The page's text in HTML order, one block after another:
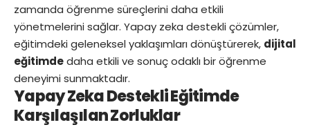
zamanda öğrenme süreçlerini daha etkili
yönetmelerini sağlar. Yapay zeka destekli çözümler,
eğitimdeki geleneksel yaklaşımları dönüştürerek, dijital
eğitimdedaha etkili ve sonuç odaklı bir öğrenme
deneyimi sunmaktadır.
Yapay Zeka Destekli Eğitimde
Karşılaşılan Zorluklar